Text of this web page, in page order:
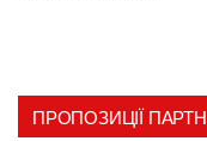
ПРОПОЗИЦІЇ